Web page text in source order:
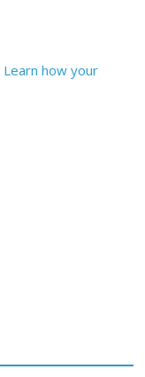
Learn how your